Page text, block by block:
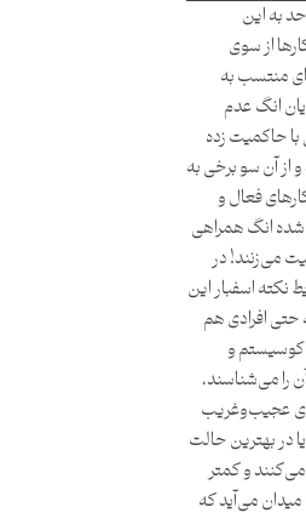
به این
از سوی
منتسب به
انگ عدم
حاکمیت زده
از آن سو برخی به
فعال و
انگ همراهی
می‌زنند! در
نکته اسفبار این
افرادی هم
و
را می‌شناسند،
عجیب‌و‌غریب
در بهترین حالت
و کمتر
می‌آید که